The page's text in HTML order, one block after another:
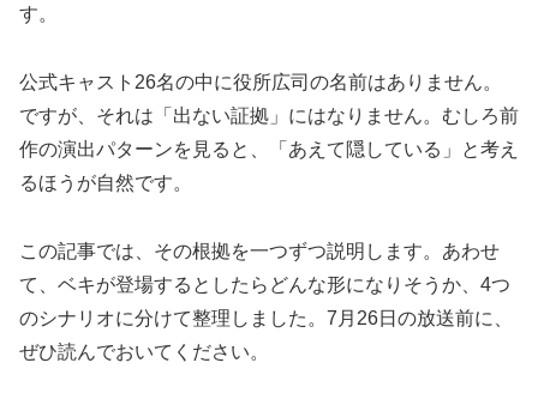
す。
公式キャスト26名の中に役所広司の名前はありません。
ですが、それは「出ない証拠」にはなりません。むしろ前
作の演出パターンを見ると、「あえて隠している」と考え
るほうが自然です。
この記事では、その根拠を一つずつ説明します。あわせ
て、ベキが登場するとしたらどんな形になりそうか、4つ
のシナリオに分けて整理しました。7月26日の放送前に、
ぜひ読んでおいてください。